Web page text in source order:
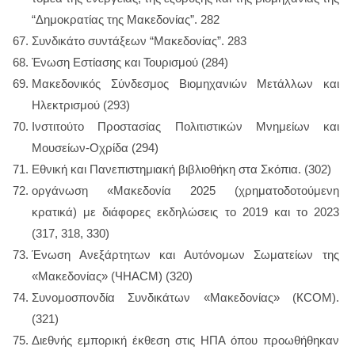
“Δημοκρατίας της Μακεδονίας”. 282
Συνδικάτο συντάξεων “Μακεδονίας”. 283
Ἐνωση Εστίασης και Τουρισμού (284)
Μακεδονικός Σύνδεσμος Βιομηχανιών Μετάλλων και
Ηλεκτρισμού (293)
Ινστιτούτο Προστασίας Πολιτιστικών Μνημείων και
Μουσείων-Οχρίδα (294)
Εθνική και Πανεπιστημιακή βιβλιοθήκη στα Σκόπια. (302)
οργάνωση «Μακεδονία 2025 (χρηματοδοτούμενη
κρατικά) με διάφορες εκδηλώσεις το 2019 και το 2023
(317, 318, 330)
Ένωση Ανεξάρτητων και Αυτόνομων Σωματείων της
«Μακεδονίας» (ЧНACМ) (320)
Συνομοσπονδία Συνδικάτων «Μακεδονίας» (КСОМ).
(321)
Διεθνής εμπορική έκθεση στις ΗΠΑ όπου προωθήθηκαν